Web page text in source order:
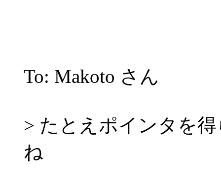
To: Makoto さん
> たとえポインタを
ね